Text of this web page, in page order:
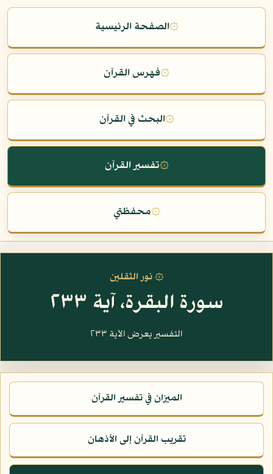
۞الصفحة الرئيسية
۞فهرس القرآن
۞البحث في القرآن
۞تفسير القرآن
۞محفظتي
۞ نور الثقلين
سورة البقرة، آية ٢٣٣
التفسير يعرض الآية ٢٣٣
الميزان في تفسير القرآن
تقريب القرآن إلى الأذهان